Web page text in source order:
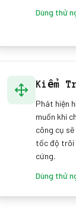
Dùng thử
Kiểm
Phát hiện
muốn khi
công cụ
tốc độ trôi
cứng.
Dùng thử